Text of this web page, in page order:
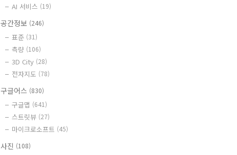
AI 서비스 (19)
공간정보 (246)
표준 (31)
측량 (106)
3D City (28)
전자지도 (78)
구글어스 (830)
구글맵 (641)
스트릿뷰 (27)
마이크로소프트 (45)
사진 (108)